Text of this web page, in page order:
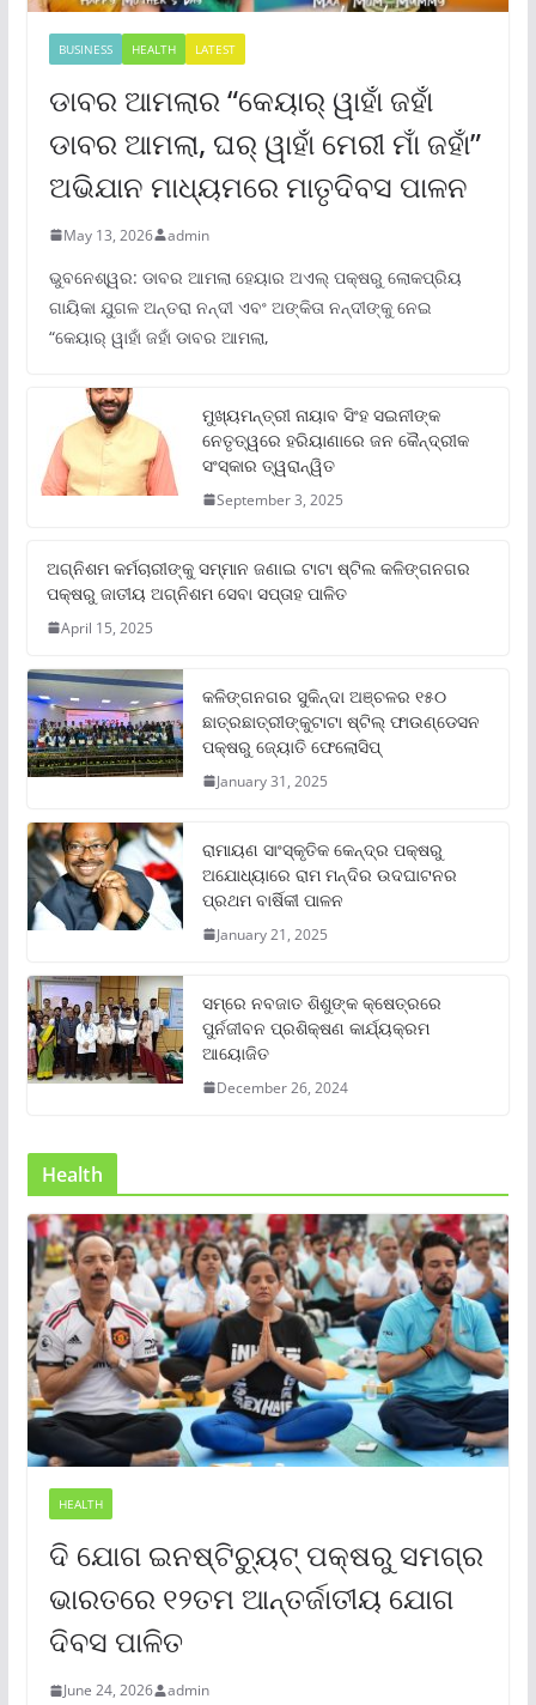
BUSINESS HEALTH LATEST
ଡାବର ଆମଲାର “କେୟାର୍ ୱାହାଁ ଜହାଁ
ଡାବର ଆମଲା, ଘର୍ ୱାହାଁ ମେରୀ ମାଁ ଜହାଁ”
ଅଭିଯାନ ମାଧ୍ୟମରେ ମାତୃଦିବସ ପାଳନ
May 13, 2026 admin
ଭୁବନେଶ୍ୱର: ଡାବର ଆମଲା ହେୟାର ଅଏଲ୍ ପକ୍ଷରୁ ଲୋକପ୍ରିୟ
ଗାୟିକା ଯୁଗଳ ଅନ୍ତରା ନନ୍ଦୀ ଏବଂ ଅଙ୍କିତା ନନ୍ଦୀଙ୍କୁ ନେଇ
“କେୟାର୍ ୱାହାଁ ଜହାଁ ଡାବର ଆମଲା,
ମୁଖ୍ୟମନ୍ତ୍ରୀ ନାୟାବ ସିଂହ ସଇନୀଙ୍କ
ନେତୃତ୍ୱରେ ହରିୟାଣାରେ ଜନ କୈନ୍ଦ୍ରୀକ
ସଂସ୍କାର ତ୍ୱରାନ୍ୱିତ
September 3, 2025
ଅଗ୍ନିଶମ କର୍ମଚାରୀଙ୍କୁ ସମ୍ମାନ ଜଣାଇ ଟାଟା ଷ୍ଟିଲ କଳିଙ୍ଗନଗର
ପକ୍ଷରୁ ଜାତୀୟ ଅଗ୍ନିଶମ ସେବା ସପ୍ତାହ ପାଳିତ
April 15, 2025
କଳିଙ୍ଗନଗର ସୁକିନ୍ଦା ଅଞ୍ଚଳର ୧୫୦
ଛାତ୍ରଛାତ୍ରୀଙ୍କୁଟାଟା ଷ୍ଟିଲ୍ ଫାଉଣ୍ଡେସନ
ପକ୍ଷରୁ ଜ୍ୟୋତି ଫେଲୋସିପ୍‌
January 31, 2025
ରାମାୟଣ ସାଂସ୍କୃତିକ କେନ୍ଦ୍ର ପକ୍ଷରୁ
ଅଯୋଧ୍ୟାରେ ରାମ ମନ୍ଦିର ଉଦଘାଟନର
ପ୍ରଥମ ବାର୍ଷିକୀ ପାଳନ
January 21, 2025
ସମ୍‌ରେ ନବଜାତ ଶିଶୁଙ୍କ କ୍ଷେତ୍ରରେ
ପୁର୍ନଜୀବନ ପ୍ରଶିକ୍ଷଣ କାର୍ଯ୍ୟକ୍ରମ
ଆୟୋଜିତ
December 26, 2024
Health
HEALTH
ଦି ଯୋଗ ଇନଷ୍ଟିଚ୍ୟୁଟ୍ ପକ୍ଷରୁ ସମଗ୍ର
ଭାରତରେ ୧୨ତମ ଆନ୍ତର୍ଜାତୀୟ ଯୋଗ
ଦିବସ ପାଳିତ
June 24, 2026 admin